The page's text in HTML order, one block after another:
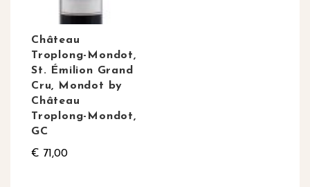
Château
Troplong-Mondot,
St. Émilion Grand
Cru, Mondot by
Château
Troplong-Mondot,
GC
€ 71,00